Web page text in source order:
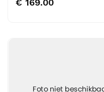
€ 169.00